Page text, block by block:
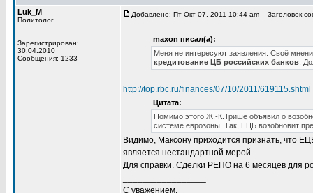
Luk_M
Политолог
Зарегистрирован:
30.04.2010
Сообщения: 1233
Добавлено: Пт Окт 07, 2011 10:44 am Заголовок
maxon писал(а):
Меня не интересуют заявления. Своё
кредитование ЦБ российских банков .
http://top.rbc.ru/finances/07/10/2011/619115.shtml
Цитата:
Помимо этого Ж.-К.Трише объявил о
системе еврозоны. Так, ЕЦБ возобновит
Видимо, Максону приходится признать, что
является нестандартной мерой.
Для справки. Сделки РЕПО на 6 месяцев для
С уважением,